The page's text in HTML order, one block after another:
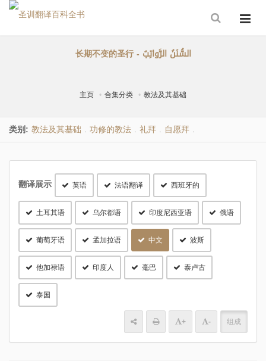
长期不变的圣行 - السُّنَنُ الرَّواتِبُ
主页 合集分类 教法及其基础
类别: 教法及其基础 功修的教法 礼拜 自愿拜
翻译展示 英语 法语翻译 西班牙的
土耳其语 乌尔都语 印度尼西亚语 俄语
葡萄牙语 孟加拉语 中文 波斯
他加禄语 印度人 毫巴 泰卢古
泰国
+ - 组成